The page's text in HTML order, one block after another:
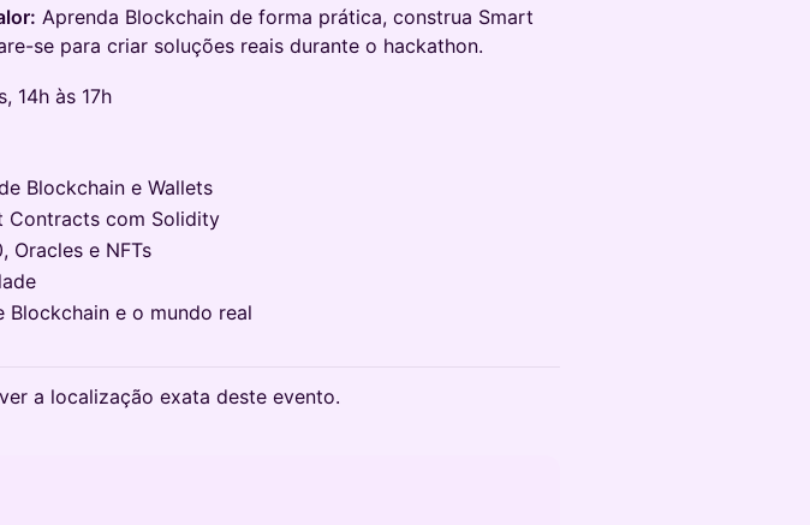
Aprenda Blockchain de forma prática, construa Smart
se para criar soluções reais durante o hackathon.
14h às 17h
Blockchain e Wallets
Contracts com Solidity
Oracles e NFTs
Blockchain e o mundo real
a localização exata deste evento.